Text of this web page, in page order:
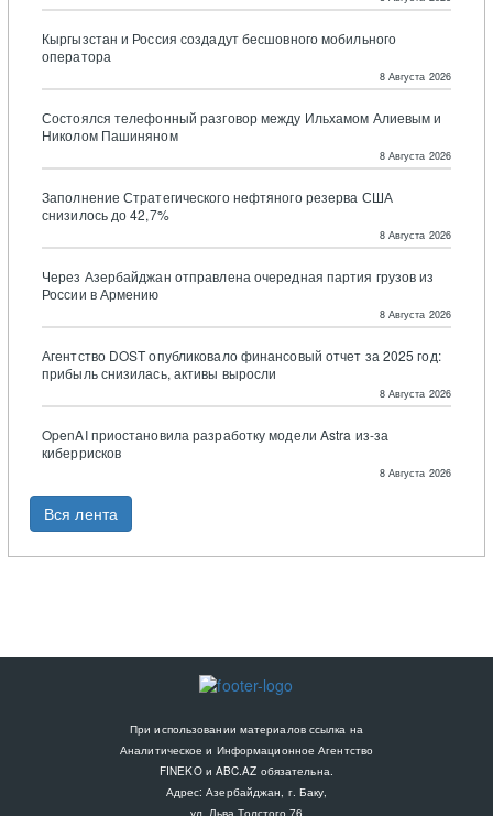
Кыргызстан и Россия создадут бесшовного мобильного
оператора
8 Августа 2026
Состоялся телефонный разговор между Ильхамом Алиевым и
Николом Пашиняном
8 Августа 2026
Заполнение Стратегического нефтяного резерва США
снизилось до 42,7%
8 Августа 2026
Через Азербайджан отправлена очередная партия грузов из
России в Армению
8 Августа 2026
Агентство DOST опубликовало финансовый отчет за 2025 год:
прибыль снизилась, активы выросли
8 Августа 2026
OpenAI приостановила разработку модели Astra из-за
киберрисков
8 Августа 2026
Вся лента
При использовании материалов ссылка на
Аналитическое и Информационное Агентство
FINEKO и ABC.AZ обязательна.
Адрес: Азербайджан, г. Баку,
ул. Льва Толстого 76